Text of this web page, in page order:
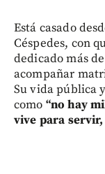
Está casado
Céspedes, con
dedicado más
acompañar
Su vida pública
como “no hay
vive para